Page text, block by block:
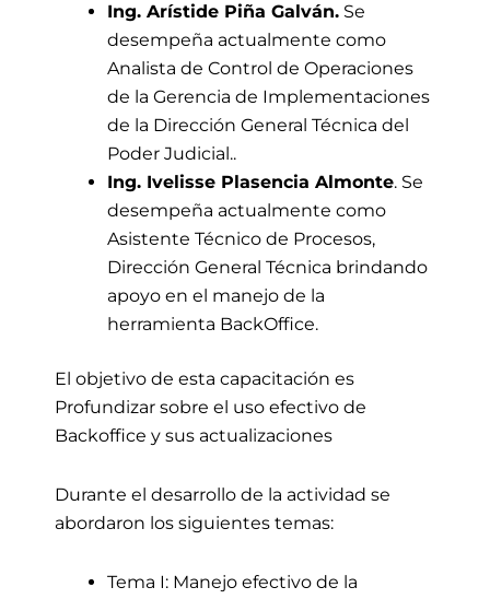
Ing. Arístide Piña Galván. Se
desempeña actualmente como
Analista de Control de Operaciones
de la Gerencia de Implementaciones
de la Dirección General Técnica del
Poder Judicial..
Ing. Ivelisse Plasencia Almonte. Se
desempeña actualmente como
Asistente Técnico de Procesos,
Dirección General Técnica brindando
apoyo en el manejo de la
herramienta BackOffice.
El objetivo de esta capacitación es
Profundizar sobre el uso efectivo de
Backoffice y sus actualizaciones
Durante el desarrollo de la actividad se
abordaron los siguientes temas:
Tema I: Manejo efectivo de la